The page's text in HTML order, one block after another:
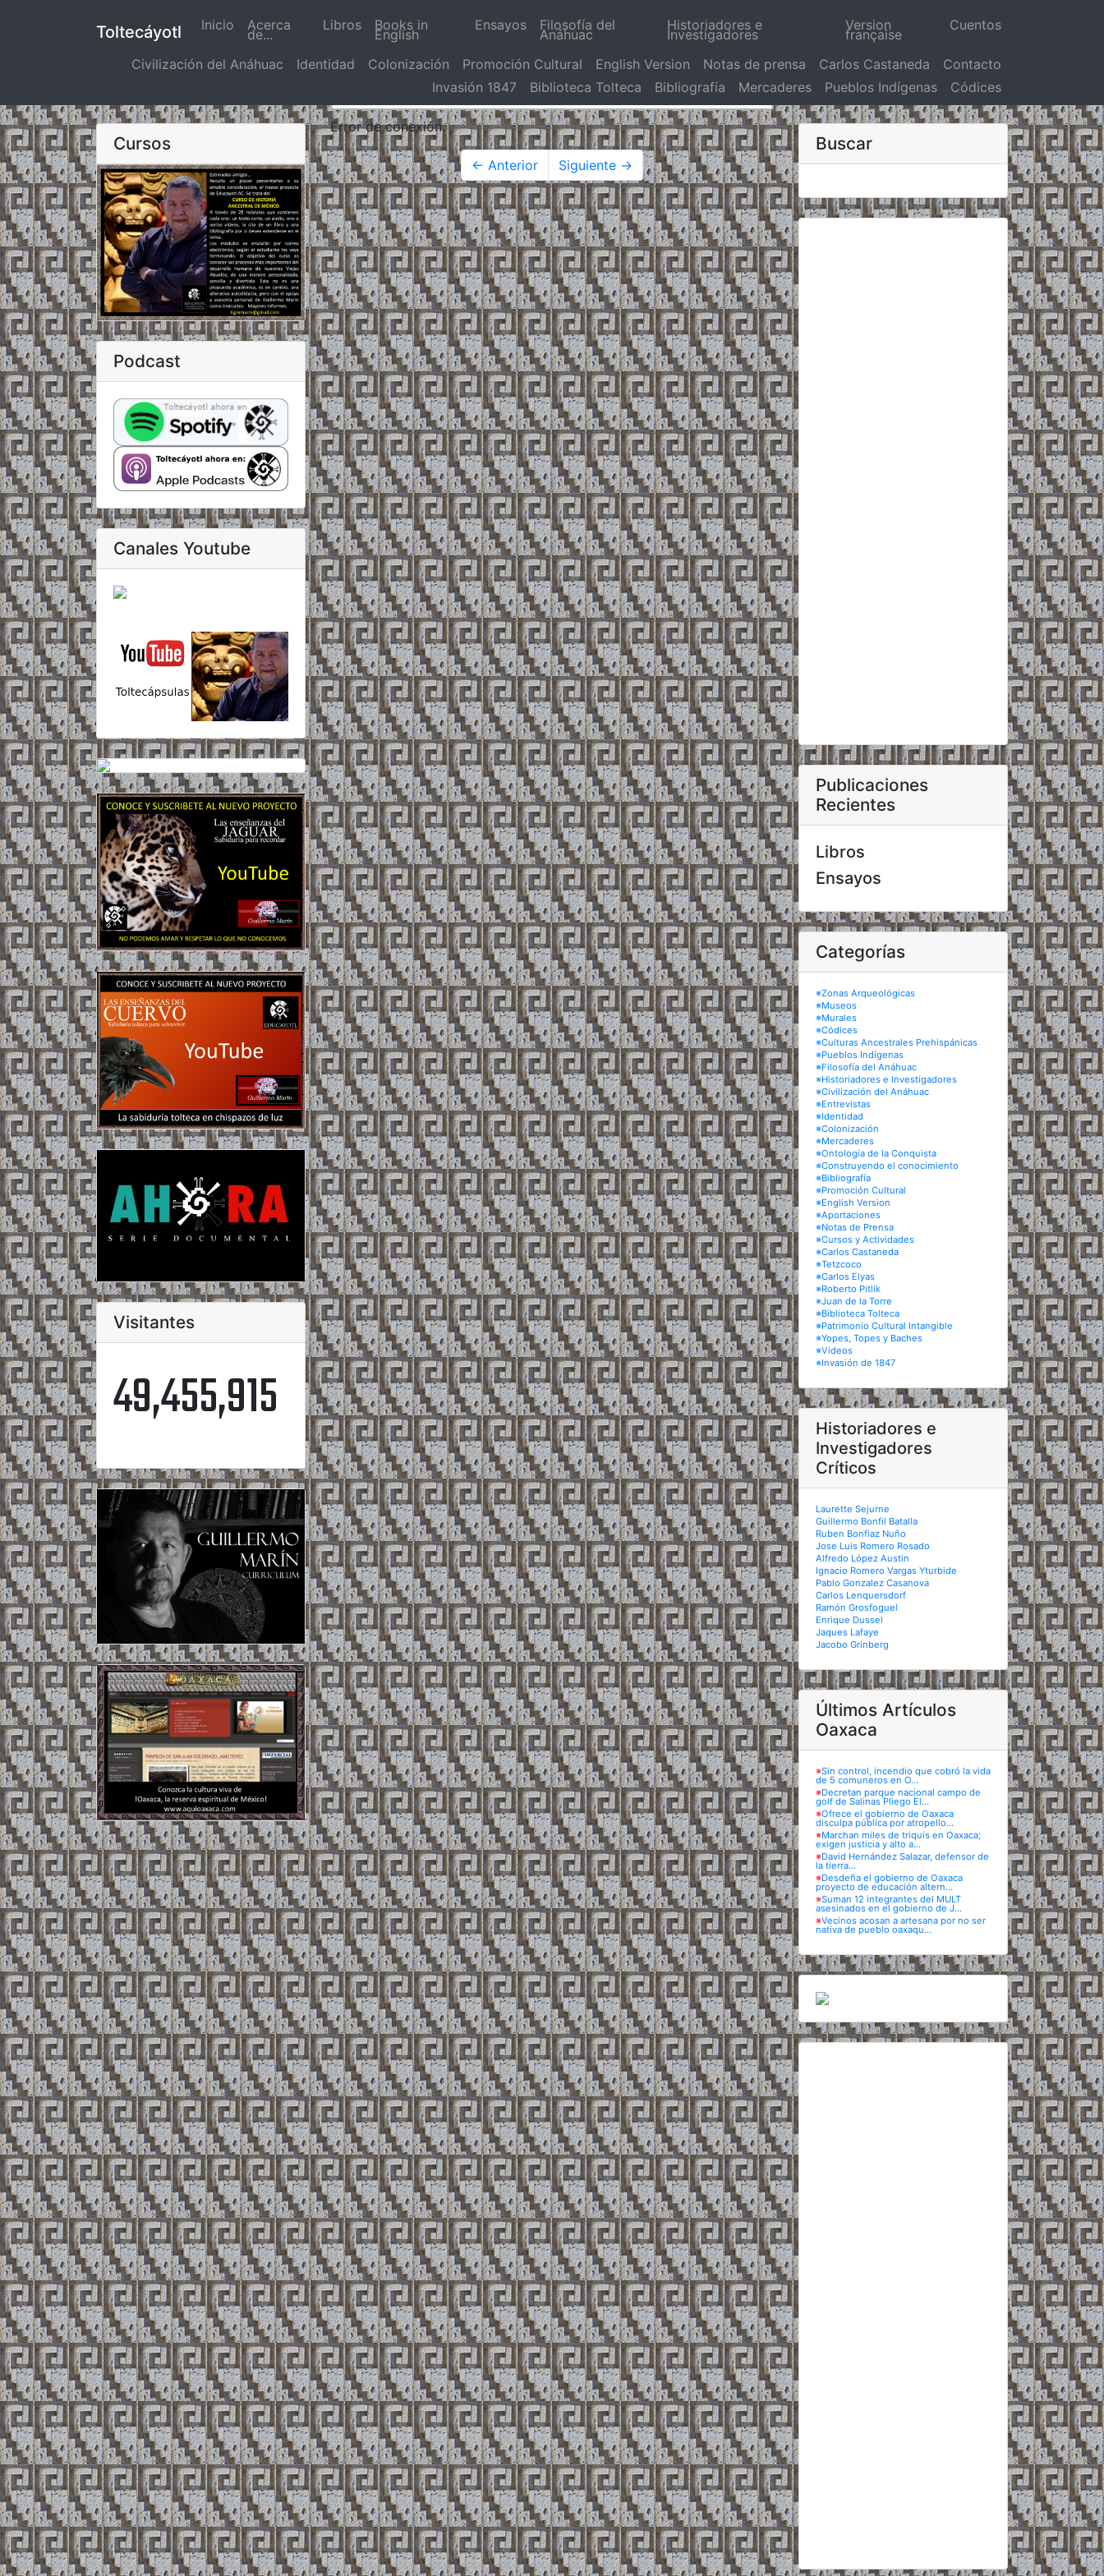
Toltecáyotl Inicio (actual)
Acerca
de...
Libros Books in
English
Ensayos Filosofía del
Anáhuac
Historiadores e
Investigadores
Version
française
Cuentos
Civilización del Anáhuac Identidad Colonización Promoción Cultural English Version Notas de prensa Carlos Castaneda
Contacto
Invasión 1847
Biblioteca Tolteca Bibliografía Mercaderes Pueblos Indígenas Códices
Cursos
Podcast
Canales Youtube
Visitantes
49,455,915
Error de conexión.
← Anterior Siguiente →
Buscar
Publicaciones
Recientes
Libros
Ensayos
Categorías
※Zonas Arqueológicas
※Museos
※Murales
※Códices
※Culturas Ancestrales Prehispánicas
※Pueblos Indígenas
※Filosofía del Anáhuac
※Historiadores e Investigadores
※Civilización del Anáhuac
※Entrevistas
※Identidad
※Colonización
※Mercaderes
※Ontología de la Conquista
※Construyendo el conocimiento
※Bibliografía
※Promoción Cultural
※English Version
※Aportaciones
※Notas de Prensa
※Cursos y Actividades
※Carlos Castaneda
※Tetzcoco
※Carlos Elyas
※Roberto Pitlik
※Juan de la Torre
※Biblioteca Tolteca
※Patrimonio Cultural Intangible
※Yopes, Topes y Baches
※Videos
※Invasión de 1847
Historiadores e
Investigadores
Críticos
Laurette Sejurne
Guillermo Bonfil Batalla
Ruben Bonfiaz Nuño
Jose Luis Romero Rosado
Alfredo López Austin
Ignacio Romero Vargas Yturbide
Pablo Gonzalez Casanova
Carlos Lenquersdorf
Ramón Grosfoguel
Enrique Dussel
Jaques Lafaye
Jacobo Grinberg
Últimos Artículos
Oaxaca
※Sin control, incendio que cobró la vida
de 5 comuneros en O...
※Decretan parque nacional campo de
golf de Salinas Pliego El...
※Ofrece el gobierno de Oaxaca
disculpa pública por atropello...
※Marchan miles de triquis en Oaxaca;
exigen justicia y alto a...
※David Hernández Salazar, defensor de
la tierra...
※Desdeña el gobierno de Oaxaca
proyecto de educación altern...
※Suman 12 integrantes del MULT
asesinados en el gobierno de J...
※Vecinos acosan a artesana por no ser
nativa de pueblo oaxaqu...